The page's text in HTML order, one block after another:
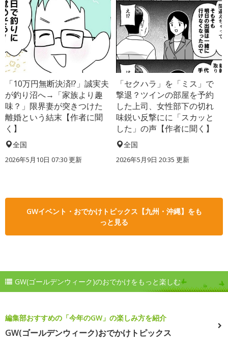
「10万円無断決済!?」誠実夫
が釣り沼へ→「家族より趣
味？」限界妻が突きつけた
離婚という結末【作者に聞
く】
全国
2026年5月10日 07:30 更新
「セクハラ」を「ミス」で
撃退？ツインの部屋を予約
した上司、女性部下の切れ
味鋭い反撃にに「スカッと
した」の声【作者に聞く】
全国
2026年5月9日 20:35 更新
GWイベント・おでかけトピックス【九州・沖縄】をも
っと見る
GW(ゴールデンウィーク)のおでかけをもっと楽しむ
編集部おすすめの「今年のGW」の楽しみ方を紹介
GW(ゴールデンウィーク)おでかけトピックス